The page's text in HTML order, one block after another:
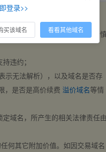
约，一旦出价不支持撤销，请
违约；
示无法解析），以及域名是否存
，是否是高价续费 溢价域名等情
域名，所产生的相关法律责任
何其它附加价值。如因交易域名
登录>>
买该域名 看看其他域名